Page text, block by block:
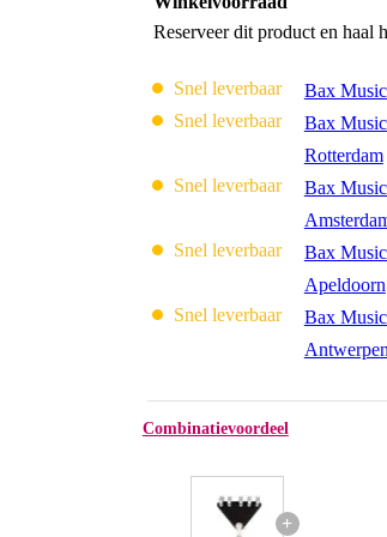
Reserveer dit product en haal
Snel leverbaar
Bax
Snel leverbaar
Bax
Rotterdam
Snel leverbaar
Bax
Snel leverbaar
Bax
Apeldoorn
Snel leverbaar
Bax
Combinatievoordeel
+